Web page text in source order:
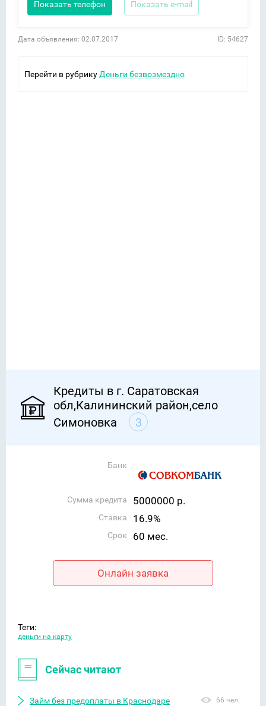
Показать телефон Показать e-mail
Дата объявления: 02.07.2017 ID: 54627
Перейти в рубрику Деньги безвозмездно
Кредиты в г. Саратовская
обл,Калининский район,село
Симоновка
3
Банк
Сумма кредита 5000000 р.
Ставка 16.9%
Срок 60 мес.
Онлайн заявка
Теги:
деньги на карту
Сейчас читают
Займ без предоплаты в Краснодаре 66 чел.